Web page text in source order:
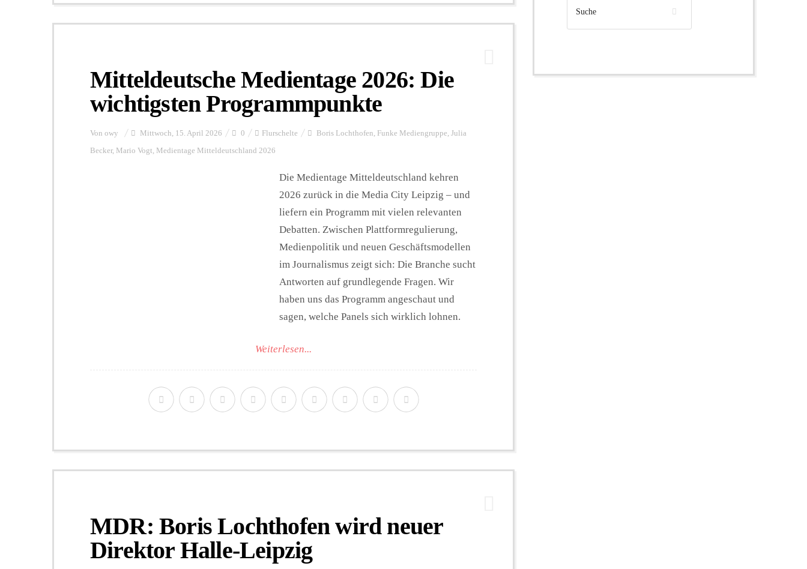
Mitteldeutsche Medientage 2026: Die
wichtigsten Programmpunkte
Von owy Mittwoch, 15. April 2026 0 Flurschelte Boris Lochthofen Funke Mediengruppe Julia
Becker, Mario Vogt Medientage Mitteldeutschland 2026
Die Medientage Mitteldeutschland kehren
2026 zurück in die Media City Leipzig – und
liefern ein Programm mit vielen relevanten
Debatten. Zwischen Plattformregulierung,
Medienpolitik und neuen Geschäftsmodellen
im Journalismus zeigt sich: Die Branche sucht
Antworten auf grundlegende Fragen. Wir
haben uns das Programm angeschaut und
sagen, welche Panels sich wirklich lohnen.
Weiterlesen...
MDR: Boris Lochthofen wird neuer
Direktor Halle-Leipzig